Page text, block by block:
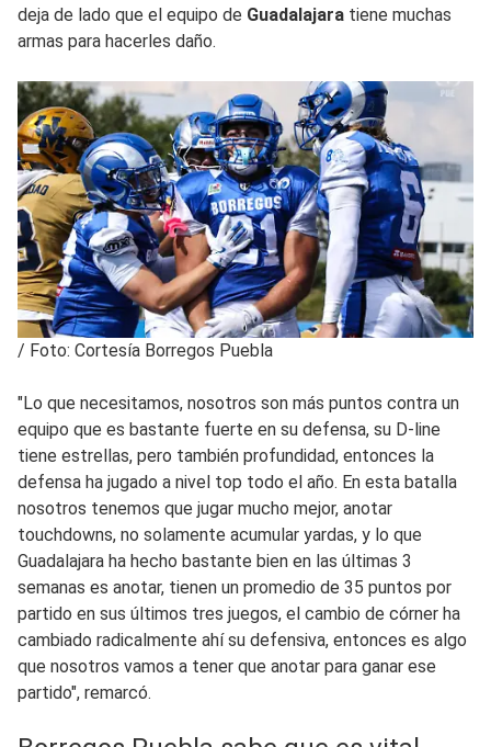
deja de lado que el equipo de Guadalajara tiene muchas
armas para hacerles daño.
/ Foto: Cortesía Borregos Puebla
"Lo que necesitamos, nosotros son más puntos contra un
equipo que es bastante fuerte en su defensa, su D-line
tiene estrellas, pero también profundidad, entonces la
defensa ha jugado a nivel top todo el año. En esta batalla
nosotros tenemos que jugar mucho mejor, anotar
touchdowns, no solamente acumular yardas, y lo que
Guadalajara ha hecho bastante bien en las últimas 3
semanas es anotar, tienen un promedio de 35 puntos por
partido en sus últimos tres juegos, el cambio de córner ha
cambiado radicalmente ahí su defensiva, entonces es algo
que nosotros vamos a tener que anotar para ganar ese
partido", remarcó.